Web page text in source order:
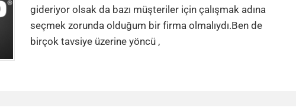
Natro
Hosting
gideriyor olsak da bazı müşteriler için çalışmak adına
seçmek zorunda olduğum bir firma olmalıydı.Ben de
birçok tavsiye üzerine yöncü ,